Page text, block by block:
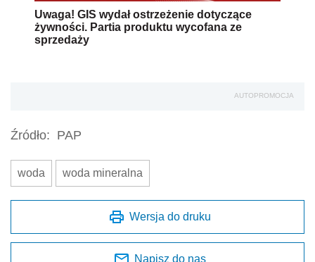
Uwaga! GIS wydał ostrzeżenie dotyczące
żywności. Partia produktu wycofana ze
sprzedaży
AUTOPROMOCJA
Źródło: PAP
woda woda mineralna
Wersja do druku
Napisz do nas